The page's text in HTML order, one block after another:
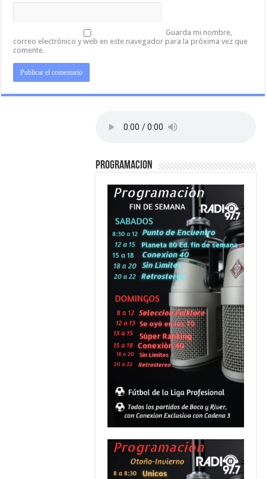
Guarda mi nombre,
correo electrónico y web en este navegador para la próxima vez que
comente.
PROGRAMACION